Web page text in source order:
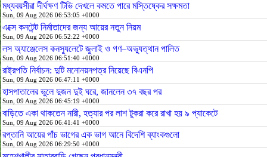
মধ্যবয়সীরা দীর্ঘক্ষণ টিভি দেখলে কমতে পারে মস্তিষ্কের সক্ষমতা
Sun, 09 Aug 2026 06:53:05 +0000
এক্সে কনটেন্ট নির্মাতাদের জন্য আয়ের নতুন নিয়ম
Sun, 09 Aug 2026 06:52:22 +0000
লস অ্যাঞ্জেলেস কনস্যুলেটে জুলাই ও গণ–অভ্যুত্থান পালিত
Sun, 09 Aug 2026 06:51:40 +0000
রাষ্ট্রপতি নির্বাচন: দুটি মনোনয়নপত্র নিয়েছে বিএনপি
Sun, 09 Aug 2026 06:47:11 +0000
হাসপাতালের ভুলে দুজন দুই ঘরে, জানলেন ৩৭ বছর পর
Sun, 09 Aug 2026 06:45:19 +0000
বাড়িতে একা থাকতেন নারী, হত্যার পর লাশ টুকরা করে রাখা হয় ৯ প্যাকেটে
Sun, 09 Aug 2026 06:41:41 +0000
রপ্তানি আয়ের পাঁচ ভাগের এক ভাগ আনে বিদেশি ব্যাংকগুলো
Sun, 09 Aug 2026 06:29:50 +0000